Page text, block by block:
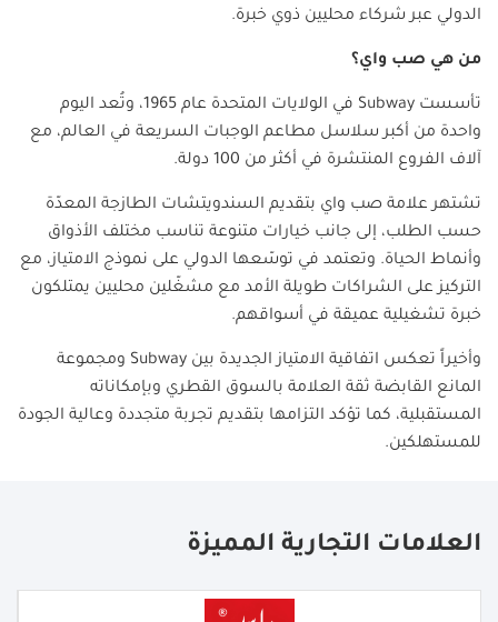
الدولي عبر شركاء محليين ذوي خبرة.
من هي صب واي؟
تأسست Subway
في الولايات المتحدة عام 1965، وتُعد اليوم
واحدة من أكبر سلاسل مطاعم الوجبات السريعة في العالم، مع
آلاف الفروع المنتشرة في أكثر من 100 دولة.
تشتهر علامة صب واي بتقديم السندويتشات الطازجة المعدّة
حسب الطلب، إلى جانب خيارات متنوعة تناسب مختلف الأذواق
وأنماط الحياة. وتعتمد في توسّعها الدولي على نموذج الامتياز، مع
التركيز على الشراكات طويلة الأمد مع مشغّلين محليين يمتلكون
خبرة تشغيلية عميقة في أسواقهم.
وأخيراً تعكس اتفاقية الامتياز الجديدة بين Subway ومجموعة
المانع القابضة ثقة العلامة بالسوق القطري وبإمكاناته
المستقبلية، كما تؤكد التزامها بتقديم تجربة متجددة وعالية الجودة
للمستهلكين.
العلامات التجارية المميزة